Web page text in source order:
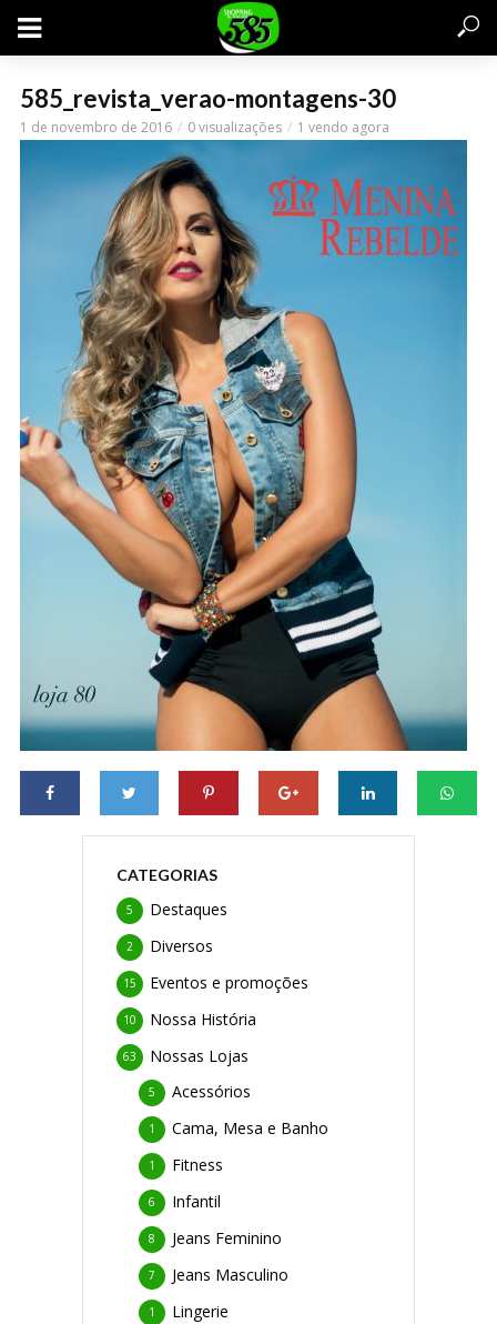
585_revista_verao-montagens-30
1 de novembro de 2016 0 visualizações 1 vendo agora
CATEGORIAS
Destaques
5
Diversos
2
Eventos e promoções
15
Nossa História
10
Nossas Lojas
63
Acessórios
5
Cama, Mesa e Banho
1
Fitness
1
Infantil
6
Jeans Feminino
8
Jeans Masculino
7
Lingerie
1